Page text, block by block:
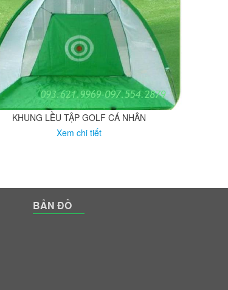
KHUNG LỀU TẬP GOLF CÁ NHÂN
Xem chi tiết
BẢN ĐỒ